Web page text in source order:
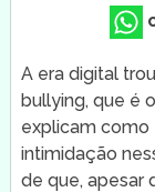
A era digital
bullying, que é
explicam como
intimidação
de que, apesar